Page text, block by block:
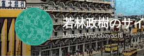
コ
ン
テ
ン
ツ
若林政樹のサ
Masaki Wakabayashi